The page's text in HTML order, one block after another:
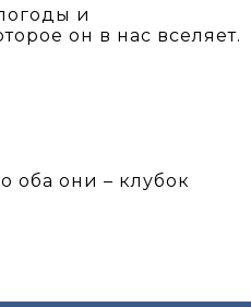
и
он в нас вселяет.
оба они – клубок